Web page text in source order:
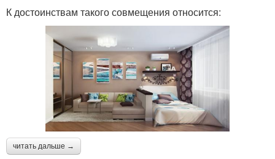
К достоинствам такого совмещения относится:
читать дальше →